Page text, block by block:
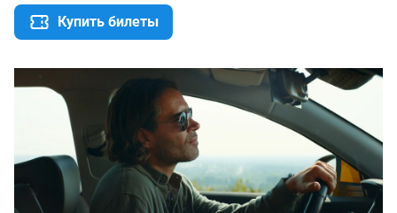
Купить билеты